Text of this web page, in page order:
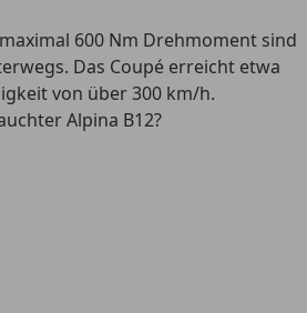
600 Nm Drehmoment sind
Das Coupé erreicht etwa
von über 300 km/h.
Alpina B12?